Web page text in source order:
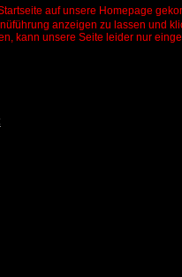
auf unsere Homepage
anzeigen zu lassen und
kann unsere Seite leider nur